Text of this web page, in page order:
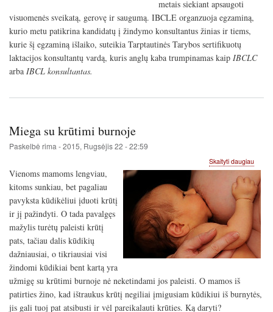
metais siekiant apsaugoti
visuomenės sveikatą, gerovę ir saugumą. IBCLE organzuoja egzaminą,
kurio metu patikrina kandidatų į žindymo konsultantus žinias ir tiems,
kurie šį egzaminą išlaiko, suteikia Tarptautinės Tarybos sertifikuotų
laktacijos konsultantų vardą, kuris anglų kaba trumpinamas kaip IBCLC
arba IBCL konsultantas.
Miega su krūtimi burnoje
Paskelbė rima -2015, Rugsėjis 22 - 22:59
Skaityti daugiauapie
Miega
su
krūtimi
Vienoms mamoms lengviau,
kitoms sunkiau, bet pagaliau
pavyksta kūdikėliui įduoti krūtį
ir jį pažindyti. O tada pavalgęs
mažylis turėtų paleisti krūtį
pats, tačiau dalis kūdikių
dažniausiai, o tikriausiai visi
žindomi kūdikiai bent kartą yra
užmigę su krūtimi burnoje nė neketindami jos paleisti. O mamos iš
patirties žino, kad ištraukus krūtį negiliai įmigusiam kūdikiui iš burnytės,
jis gali tuoj pat atsibusti ir vėl pareikalauti krūties. Ką daryti?